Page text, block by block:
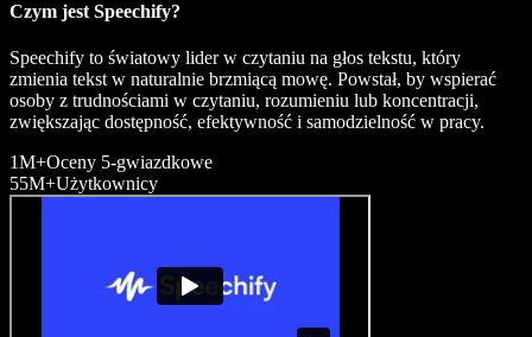
Czym jest Speechify?
Speechify to światowy lider w czytaniu na głos tekstu, który
zmienia tekst w naturalnie brzmiącą mowę. Powstał, by wspierać
osoby z trudnościami w czytaniu, rozumieniu lub koncentracji,
zwiększając dostępność, efektywność i samodzielność w pracy.
1M+Oceny 5‑gwiazdkowe
55M+Użytkownicy